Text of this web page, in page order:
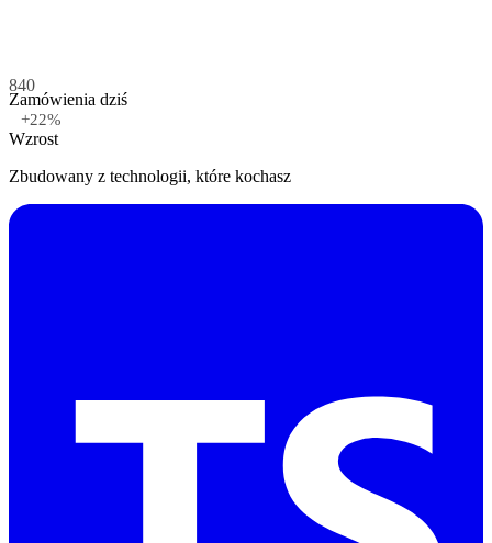
840
Zamówienia dziś
+22%
Wzrost
Zbudowany z technologii, które kochasz